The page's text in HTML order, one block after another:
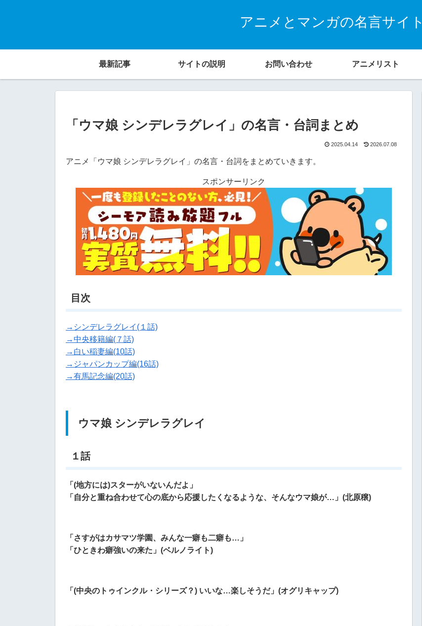
アニメとマンガの名言サイト
最新記事 サイトの説明 お問い合わせ アニメリスト
「ウマ娘 シンデレラグレイ」の名言・台詞まとめ
2025.04.14 2026.07.08
アニメ「ウマ娘 シンデレラグレイ」の名言・台詞をまとめていきます。
スポンサーリンク
目次
→シンデレラグレイ(１話)
→中央移籍編(７話)
→白い稲妻編(10話)
→ジャパンカップ編(16話)
→有馬記念編(20話)
ウマ娘 シンデレラグレイ
１話
「(地方には)スターがいないんだよ」
「自分と重ね合わせて心の底から応援したくなるような、そんなウマ娘が…」(北原穣)
「さすがはカサマツ学園、みんな一癖も二癖も…」
「ひときわ癖強いの来た」(ベルノライト)
「(中央のトゥインクル・シリーズ？) いいな…楽しそうだ」(オグリキャップ)